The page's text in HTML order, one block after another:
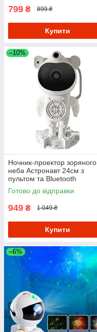
799 ₴ 899 ₴
Купити
–10%
Ночник-проектор зоряного
неба Астронавт 24см з
пультом та Bluetooth
колонкою (Білий)
Готово до відправки
949 ₴ 1 049 ₴
Купити
–6%